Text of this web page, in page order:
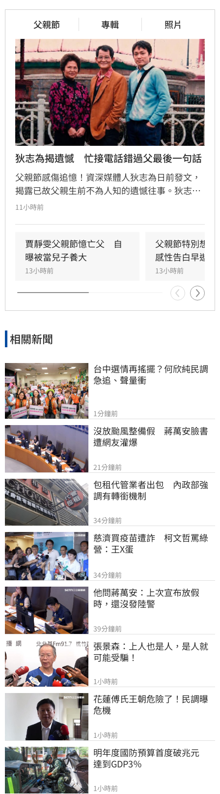
父親節 專輯 照片
狄志為揭遺憾　忙接電話錯過父最後一句話
父親節感傷追憶！資深媒體人狄志為日前發文，
揭露已故父親生前不為人知的遺憾往事。狄志為
透露，父親一生以海為家，兩人相處時間極少，
在門外落淚。最讓狄志為心碎的是，當年陪病重
父親曬太陽時，自己因忙於接工作電話而忽視了
父親，沒想到那竟是父子最後的相處，父親回房
後便陷入永眠。這段錯過的對話成為他20年來心
中最深的遺憾，他以此感嘆，有些電話晚點接沒
關係，但錯過的親情與話語，可能再也無法挽
11小時前
賈靜雯父親節憶亡父　自
曝被當兒子養大
13小時前
父親節特別想
感性告白早逝父
13小時前
相關新聞
台中選情再搖擺？何欣純民調
急追、聲量衝
1分鐘前
沒放颱風整備假　蔣萬安臉書
遭網友灌爆
21分鐘前
包租代管業者出包　內政部強
調有轉銜機制
34分鐘前
慈濟買疫苗遭詐　柯文哲罵綠
營：王X蛋
34分鐘前
他問蔣萬安：上次宣布放假
時，還沒發陸警
39分鐘前
張景森：上人也是人，是人就
可能受騙！
1小時前
花蓮傅氏王朝危險了！民調曝
危機
1小時前
明年度國防預算首度破兆元
達到GDP3％
1小時前